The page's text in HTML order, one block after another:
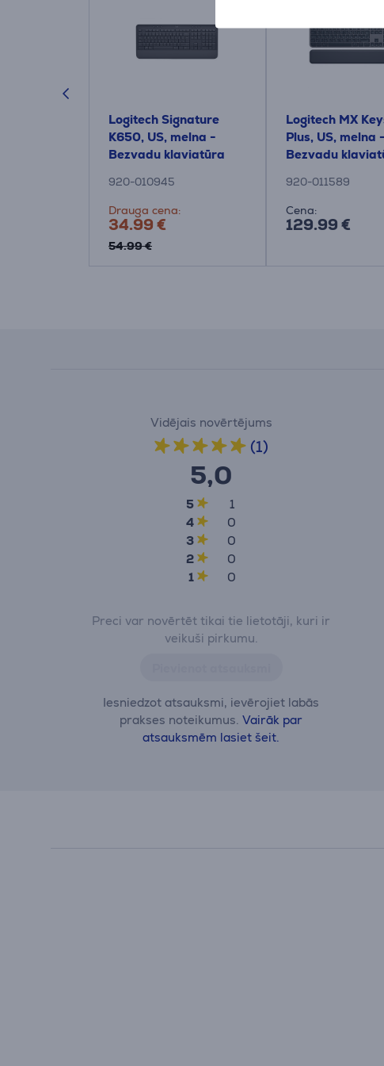
Logitech Signature
K650, US, melna -
Bezvadu klaviatūra
920-010945
Drauga cena:
34.99 €
54.99 €
Logitech MX
Plus, US, melna -
Bezvadu
920-011589
Cena:
129.99 €
Vidējais novērtējums
(1)
5,0
5
1
4
0
3
0
2
0
1
0
Preci var novērtēt tikai tie lietotāji, kuri ir
veikuši pirkumu.
Iesniedzot atsauksmi, ievērojiet labās
prakses noteikumus.Vairāk par
atsauksmēm lasiet šeit.